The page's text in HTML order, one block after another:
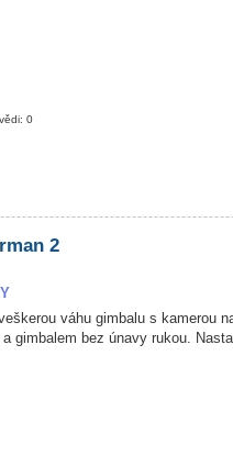
0
2
váhu gimbalu s kamerou
gimbalem bez únavy rukou.